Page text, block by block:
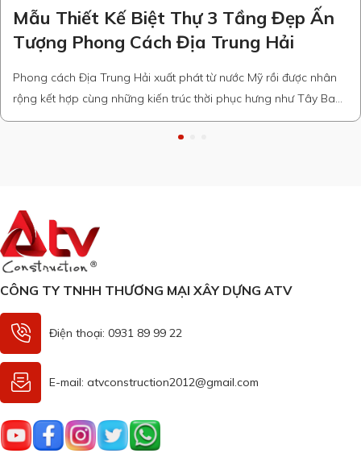
Mẫu Thiết Kế Biệt Thự 3 Tầng Đẹp Ấn
Tượng Phong Cách Địa Trung Hải
Phong cách Địa Trung Hải xuất phát từ nước Mỹ rồi được nhân
rộng kết hợp cùng những kiến trúc thời phục hưng như Tây Ban
Nha, kiến trúc ý… . Với lối thiết kế đơn giản, không có nhiều họa
tiết cộng hưởng thêm những gam màu nhẹ nhàng, mái vòm
CÔNG TY TNHH THƯƠNG MẠI XÂY DỰNG ATV
Điện thoại: 0931 89 99 22
E-mail: atvconstruction2012@gmail.com